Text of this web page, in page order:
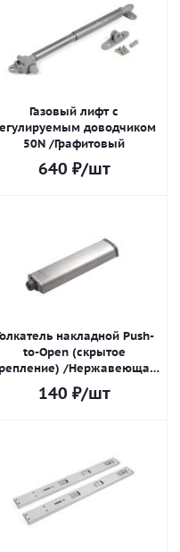
Газовый лифт с
доводчиком
50N /Графитовый
640 ₽/шт
накладной Push-
to-Open (скрытое
/Нержавеющая
сталь
140 ₽/шт